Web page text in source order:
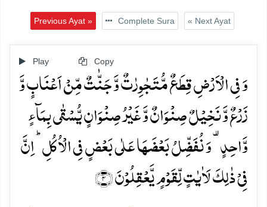
Previous Ayat » Complete Sura « Next Ayat
Play Copy
وَ فِی الۡاَرۡضِ قِطَعٌ مُّتَجٰوِرٰتٌ وَّ جَنّٰتٌ مِّنۡ اَعۡنَابٍ وَّ
زَرۡعٌ وَّ نَخِیۡلٌ صِنۡوَانٌ وَّ غَیۡرُ صِنۡوَانٍ یُّسۡقٰی بِمَآءٍ
وَّاحِدٍ ۟ وَ نُفَضِّلُ بَعۡضَہَا عَلٰی بَعۡضٍ فِی الۡاُکُلِ ؕ اِنَّ
فِیۡ ذٰلِکَ لَاٰیٰتٍ لِّقَوۡمٍ یَّعۡقِلُوۡنَ ﴿۴﴾